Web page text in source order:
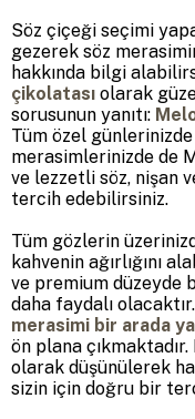
Söz çiçeği seçimi
gezerek söz
hakkında bilgi
çikolatası olarak
sorusunun yanıtı:
Tüm özel
merasimlerinizde de
ve lezzetli söz, nişan
tercih edebilirsiniz.
Tüm gözlerin
kahvenin ağırlığını
ve premium
daha faydalı
merasimi bir arada
ön plana çıkmaktadır.
olarak düşünülerek
sizin için doğru bir